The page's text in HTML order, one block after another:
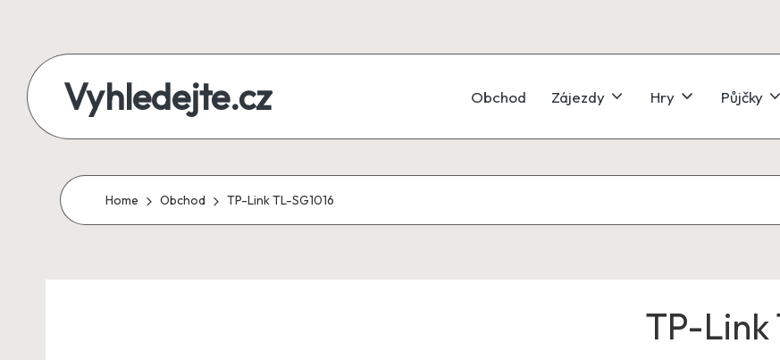
content
Vyhledejte.cz
produkty
i
Obchod Zájezdy Hry Půjčky
Home Obchod TP-Link TL-SG1016
TP-Link